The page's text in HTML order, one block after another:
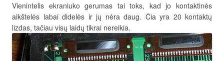
Vienintelis ekraniuko gerumas tai toks, kad jo kontaktinės
aikštelės labai didelės ir jų nėra daug. Čia yra 20 kontaktų
lizdas, tačiau visų laidų tikrai nereikia.